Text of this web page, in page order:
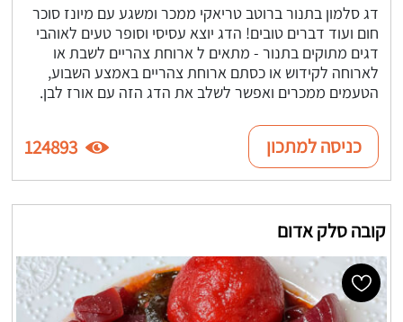
דג סלמון בתנור ברוטב טריאקי ממכר ומשגע עם מיונז סוכר
חום ועוד דברים טובים! הדג יוצא עסיסי וסופר טעים לאוהבי
דגים מתוקים בתנור - מתאים ל ארוחת צהריים לשבת או
לארוחה לקידוש או כסתם ארוחת צהריים באמצע השבוע,
הטעמים ממכרים ואפשר לשלב את הדג הזה עם אורז לבן.
כניסה למתכון 124893
קובה סלק אדום